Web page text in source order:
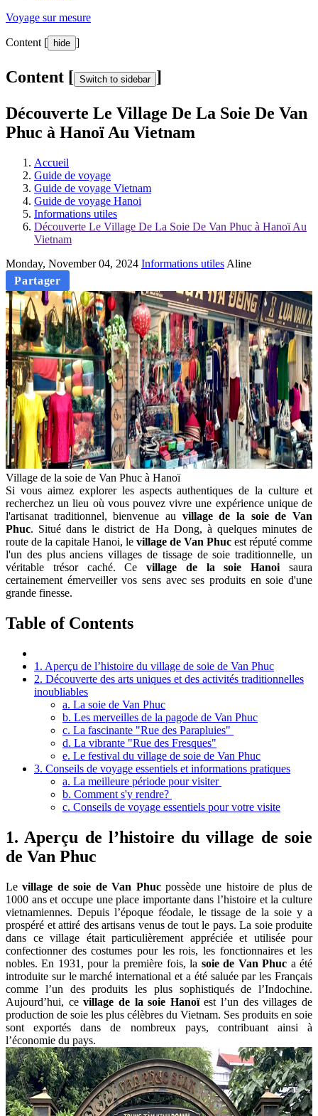
Voyage sur mesure
Content [ hide ]
Content [ Switch to sidebar ]
Découverte Le Village De La Soie De Van
Phuc à Hanoï Au Vietnam
Accueil
Guide de voyage
Guide de voyage Vietnam
Guide de voyage Hanoi
Informations utiles
Découverte Le Village De La Soie De Van Phuc à Hanoï Au
Vietnam
Monday, November 04, 2024 Informations utiles Aline
Partager
Village de la soie de Van Phuc à Hanoï
Si vous aimez explorer les aspects authentiques de la culture et
recherchez un lieu où vous pouvez vivre une expérience unique de
l'artisanat traditionnel, bienvenue au village de la soie de Van
Phuc. Situé dans le district de Ha Dong, à quelques minutes de
route de la capitale Hanoi, le village de Van Phuc est réputé comme
l'un des plus anciens villages de tissage de soie traditionnelle, un
véritable trésor caché. Cevillage de la soie Hanoi saura
certainement émerveiller vos sens avec ses produits en soie d'une
grande finesse.
Table of Contents
1. Aperçu de l’histoire du village de soie de Van Phuc
2. Découverte des arts uniques et des activités traditionnelles
inoubliables
a. La soie de Van Phuc
b. Les merveilles de la pagode de Van Phuc
c. La fascinante "Rue des Parapluies"
d. La vibrante "Rue des Fresques"
e. Le festival du village de soie de Van Phuc
3. Conseils de voyage essentiels et informations pratiques
a. La meilleure période pour visiter
b. Comment s'y rendre?
c. Conseils de voyage essentiels pour votre visite
1. Aperçu de l’histoire du village de soie
de Van Phuc
Levillage de soie de Van Phucpossède une histoire de plus de
1000 ans et occupe une place importante dans l’histoire et la culture
vietnamiennes. Depuis l’époque féodale, le tissage de la soie y a
prospéré et attiré des artisans venus de tout le pays. La soie produite
dans ce village était particulièrement appréciée et utilisée pour
confectionner des costumes pour les rois, les fonctionnaires et les
nobles. En 1931, pour la première fois, la soie de Van Phuc a été
introduite sur le marché international et a été saluée par les Français
comme l’un des produits les plus sophistiqués de l’Indochine.
Aujourd’hui, cevillage de la soie Hanoïest l’un des villages de
production de soie les plus célèbres du Vietnam. Ses produits en soie
sont exportés dans de nombreux pays, contribuant ainsi à
l’économie du pays.